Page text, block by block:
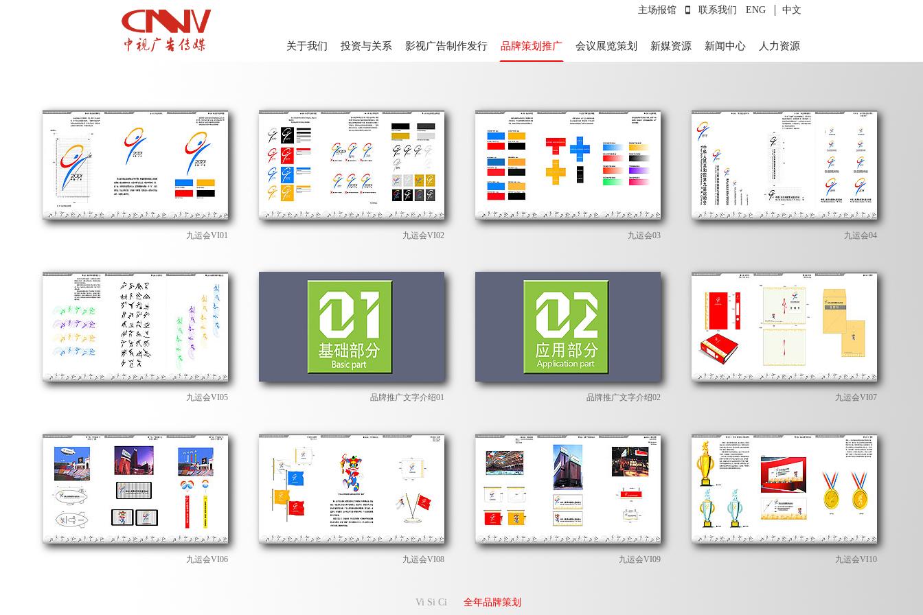
主场报馆 联系我们 ENG 中文
关于我们 投资与关系 影视广告制作发行 品牌策划推广 会议展览策划 新媒资源 新闻中心 人力资源
九运会VI01 九运会VI02 九运会03 九运会04
九运会VI05 品牌推广文字介绍01 品牌推广文字介绍02 九运会VI07
九运会VI06 九运会VI08 九运会VI09 九运会VI10
Vi Si Ci 全年品牌策划